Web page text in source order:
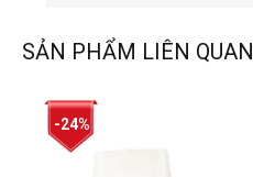
SẢN PHẨM LIÊN QUAN
-24%